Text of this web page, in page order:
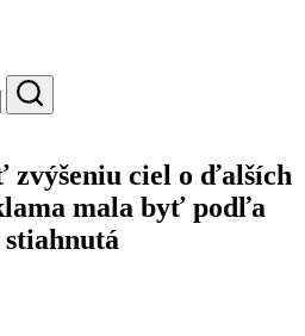
Search
zvýšeniu ciel o ďalších
mala byť podľa